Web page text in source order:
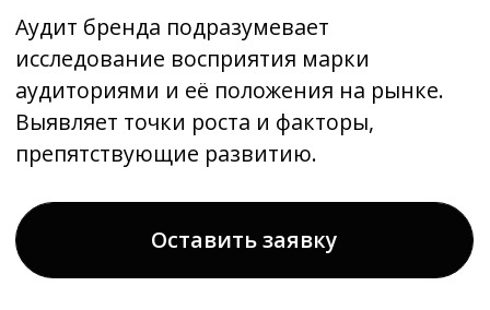
препятствующие развитию.
Оставить заявку